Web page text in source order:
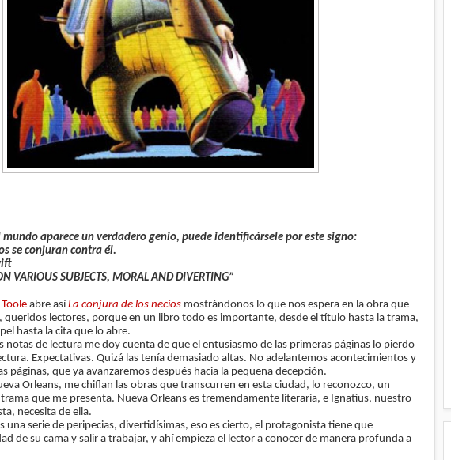
mundo aparece un verdadero genio, puede identificársele por este signo:
se conjuran contra él.
VARIOUS SUBJECTS, MORAL AND DIVERTING”
abre asíLa conjura de los necios mostrándonos lo que nos espera en la obra que
queridos lectores, porque en un libro todo es importante, desde el título hasta la trama,
hasta la cita que lo abre.
notas de lectura me doy cuenta de que el entusiasmo de las primeras páginas lo pierdo
Expectativas. Quizá las tenía demasiado altas. No adelantemos acontecimientos y
páginas, que ya avanzaremos después hacia la pequeña decepción.
Orleans, me chiflan las obras que transcurren en esta ciudad, lo reconozco, un
que me presenta. Nueva Orleans es tremendamente literaria, e Ignatius, nuestro
necesita de ella.
una serie de peripecias, divertidísimas, eso es cierto, el protagonista tiene que
de su cama y salir a trabajar, y ahí empieza el lector a conocer de manera profunda a